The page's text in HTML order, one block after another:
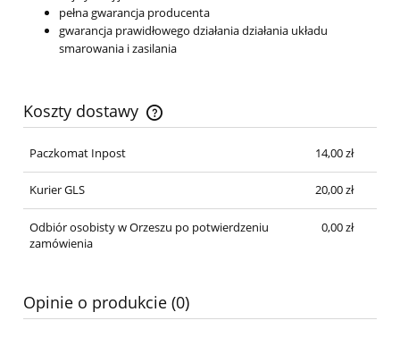
pełna gwarancja producenta
gwarancja prawidłowego działania działania układu
smarowania i zasilania
Koszty dostawy
Cena nie zawiera ewentualnych kosztów płatności
Paczkomat Inpost
14,00 zł
Kurier GLS 20,00 zł
Odbiór osobisty w Orzeszu po potwierdzeniu
zamówienia
0,00 zł
Opinie o produkcie (0)